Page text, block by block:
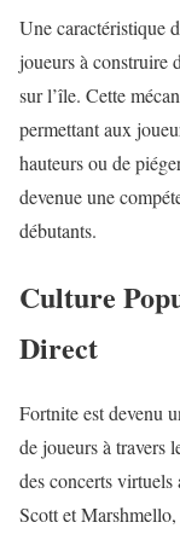
Une caractéristique
joueurs à construire
sur l’île. Cette
permettant aux
hauteurs ou de
devenue une
débutants.
Culture
Direct
Fortnite est devenu
de joueurs à travers
des concerts virtuels
Scott et Marshmello,